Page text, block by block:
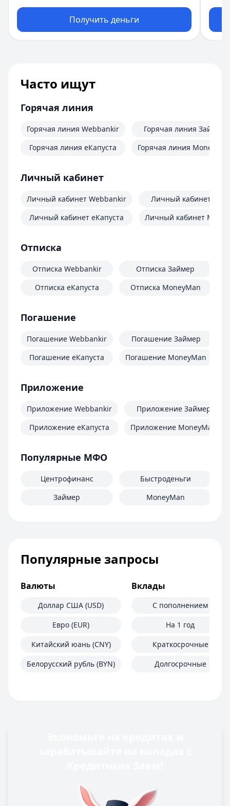
Получить деньги
Часто ищут
Горячая линия
Горячая линия Webbankir
Горячая линия еКапуста
Горячая линия Займер
Горячая линия
Личный кабинет
Личный кабинет Webbankir
Личный кабинет еКапуста
Личный кабинет
Личный кабинет
Отписка
Отписка Webbankir
Отписка еКапуста
Отписка Займер
Отписка MoneyMan
Погашение
Погашение Webbankir
Погашение еКапуста
Погашение Займер
Погашение MoneyMan
Приложение
Приложение Webbankir
Приложение еКапуста
Приложение Займер
Приложение MoneyMan
Популярные МФО
Центрофинанс
Займер
Быстроденьги
MoneyMan
Популярные запросы
Валюты
Доллар США (USD)
Евро (EUR)
Китайский юань (CNY)
Белорусский рубль (BYN)
Вклады
С пополнением
На 1 год
Краткосрочные
Долгосрочные